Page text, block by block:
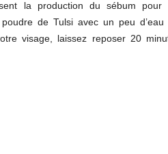
la production du sébum pour
de Tulsi avec un peu
visage, laissez reposer 20